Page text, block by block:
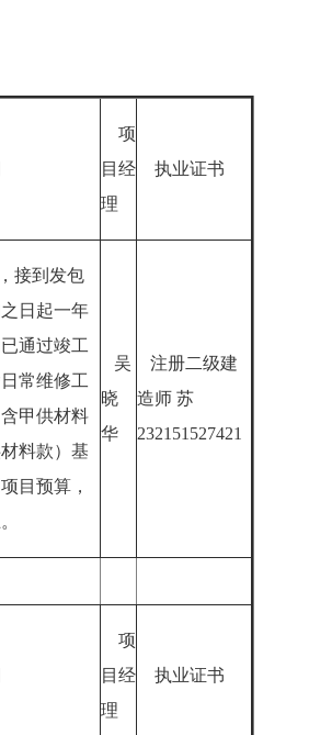
项
目经
理
执业证书
接到发包
日起一年
通过竣工
常维修工
甲供材料
料款）基
目预算，
吴
晓
华
注册二级建
造师 苏
232151527421
项
目经
理
执业证书